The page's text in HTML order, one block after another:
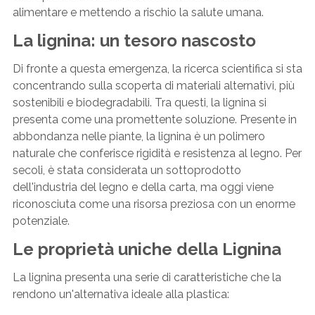
alimentare e mettendo a rischio la salute umana.
La lignina: un tesoro nascosto
Di fronte a questa emergenza, la ricerca scientifica si sta
concentrando sulla scoperta di materiali alternativi, più
sostenibili e biodegradabili. Tra questi, la lignina si
presenta come una promettente soluzione. Presente in
abbondanza nelle piante, la lignina è un polimero
naturale che conferisce rigidità e resistenza al legno. Per
secoli, è stata considerata un sottoprodotto
dell'industria del legno e della carta, ma oggi viene
riconosciuta come una risorsa preziosa con un enorme
potenziale.
Le proprietà uniche della Lignina
La lignina presenta una serie di caratteristiche che la
rendono un'alternativa ideale alla plastica: